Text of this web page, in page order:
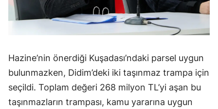
Hazine’nin önerdiği Kuşadası’ndaki parsel uygun
bulunmazken, Didim’deki iki taşınmaz trampa için
seçildi. Toplam değeri 268 milyon TL’yi aşan bu
taşınmazların trampası, kamu yararına uygun